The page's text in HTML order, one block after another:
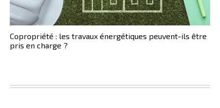
Copropriété : les travaux énergétiques peuvent-ils être
pris en charge ?